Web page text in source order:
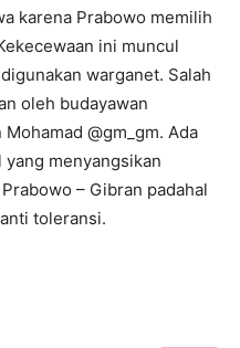
karena Prabowo memilih
ini muncul
warganet. Salah
oleh budayawan
@gm_gm. Ada
menyangsikan
– Gibran padahal
toleransi.